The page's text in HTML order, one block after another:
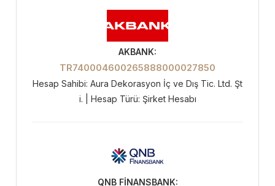
AKBANK:
TR740004600265888000027850
Hesap Sahibi: Aura Dekorasyon İç ve Dış Tic. Ltd. Şt
i. | Hesap Türü: Şirket Hesabı
QNB FİNANSBANK: